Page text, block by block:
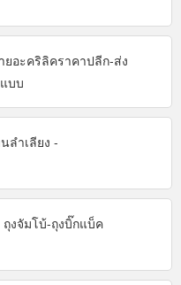
อะคริลิคราคาปลีก-ส่ง
บบ
ลำเลียง -
งจัมโบ้-ถุงบิ๊กแบ็ค